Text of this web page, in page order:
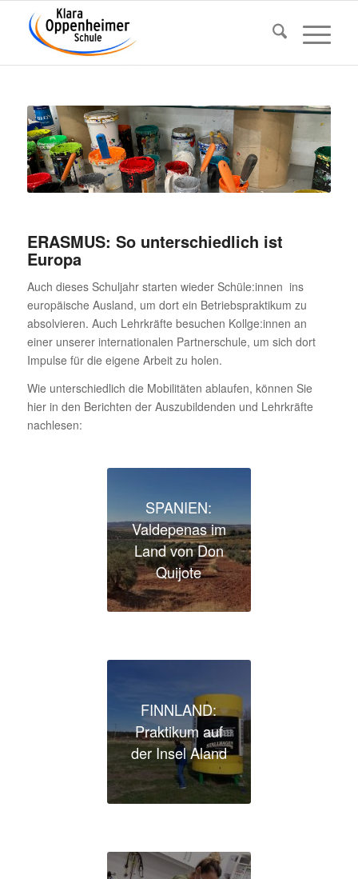
ERASMUS: So unter­schied­lich ist
Europa
Auch dieses Schul­jahr starten wieder Schüle:innen ins
euro­päi­sche Ausland, um dort ein Betriebs­prak­tikum zu
absol­vieren. Auch Lehr­kräfte besu­chen Kollge:innen an
einer unserer inter­na­tio­nalen Part­ner­schule, um sich dort
Impulse für die eigene Arbeit zu holen.
Wie unter­schied­lich die Mobi­li­täten ablaufen, können Sie
hier in den Berichten der Auszu­bil­denden und Lehr­kräfte
nachlesen:
SPANIEN:
Valde­penas im
Land von Don
Quijote
FINNLAND:
Prak­tikum auf
der Insel Aland